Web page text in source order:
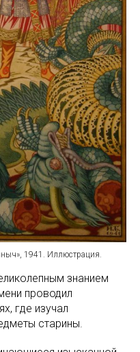
1941. Иллюстрация.
знанием
проводил
где изучал
старины.